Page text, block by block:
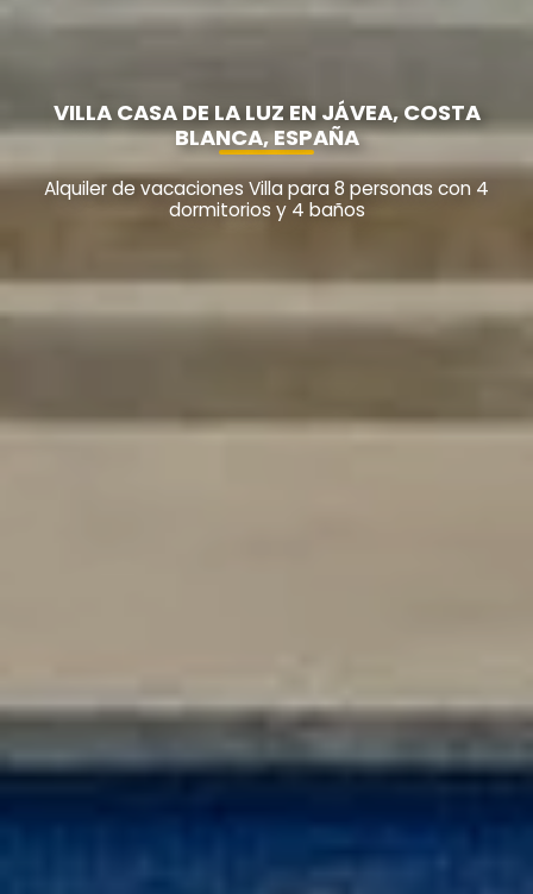
VILLA CASA DE LA LUZ EN JÁVEA, COSTA
BLANCA, ESPAÑA
Alquiler de vacaciones Villa para 8 personas con 4
dormitorios y 4 baños